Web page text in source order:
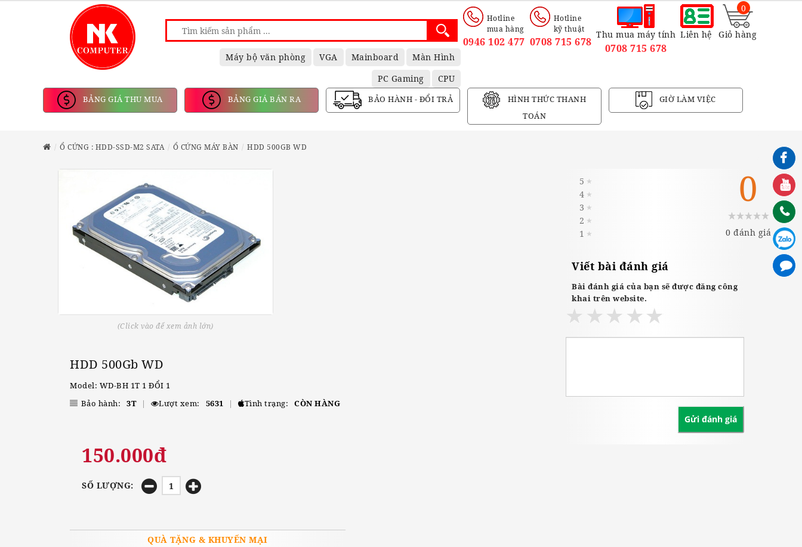
Máy bộ văn phòng VGA Mainboard
Màn Hình
PC Gaming
CPU
Hotline
mua hàng
0946 102 477
Hotline
kỹ thuật
0708 715 678
Thu mua máy tính
0708 715 678
Liên hệ Giỏ hàng
0
BẢNG GIÁ THU MUA BẢNG GIÁ BÁN RA BẢO HÀNH - ĐỔI TRẢ
HÌNH THỨC THANH
TOÁN
GIỜ LÀM VIỆC
Ổ CỨNG : HDD-SSD-M2 SATA Ổ CỨNG MÁY BÀN HDD 500GB WD
(Click vào để xem ảnh lớn)
HDD 500Gb WD
Model: WD-BH 1T 1 ĐỔI 1
Bảo hành:
3T | Lượt xem: 5631 | Tình trạng: CÒN HÀNG
150.000đ
SỐ LƯỢNG:
QUÀ TẶNG & KHUYẾN MẠI
5 ★
4 ★
3 ★
2 ★
1 ★
0
0 đánh giá
Viết bài đánh giá
Bài đánh giá của bạn sẽ được đăng công
khai trên website.